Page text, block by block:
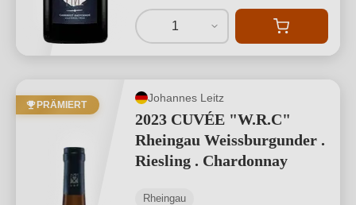
1
PRÄMIERT
Johannes Leitz
2023 CUVÉE "W.R.C"
Rheingau Weissburgunder .
Riesling . Chardonnay
Rheingau